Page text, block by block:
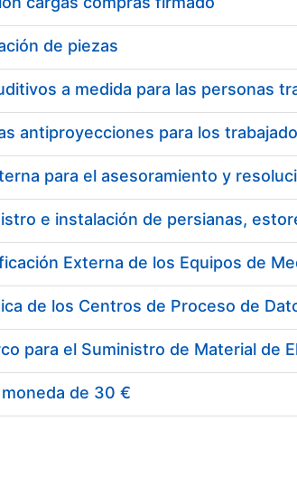
de piezas
e instalación de persianas,
de 30 €